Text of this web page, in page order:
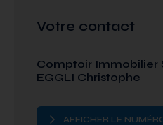
Votre contact
Comptoir Immobilier
EGGLI Christophe
AFFICHER LE